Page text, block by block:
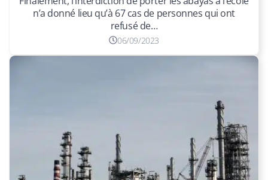
n’a donné lieu qu’à 67 cas de personnes qui ont
refusé de…
06/09/2023